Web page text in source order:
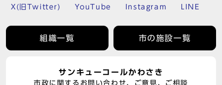
X(旧Twitter) YouTube Instagram LINE
組織一覧 市の施設一覧
サンキューコールかわさき
市政に関するお問い合わせ、ご意見、ご相談